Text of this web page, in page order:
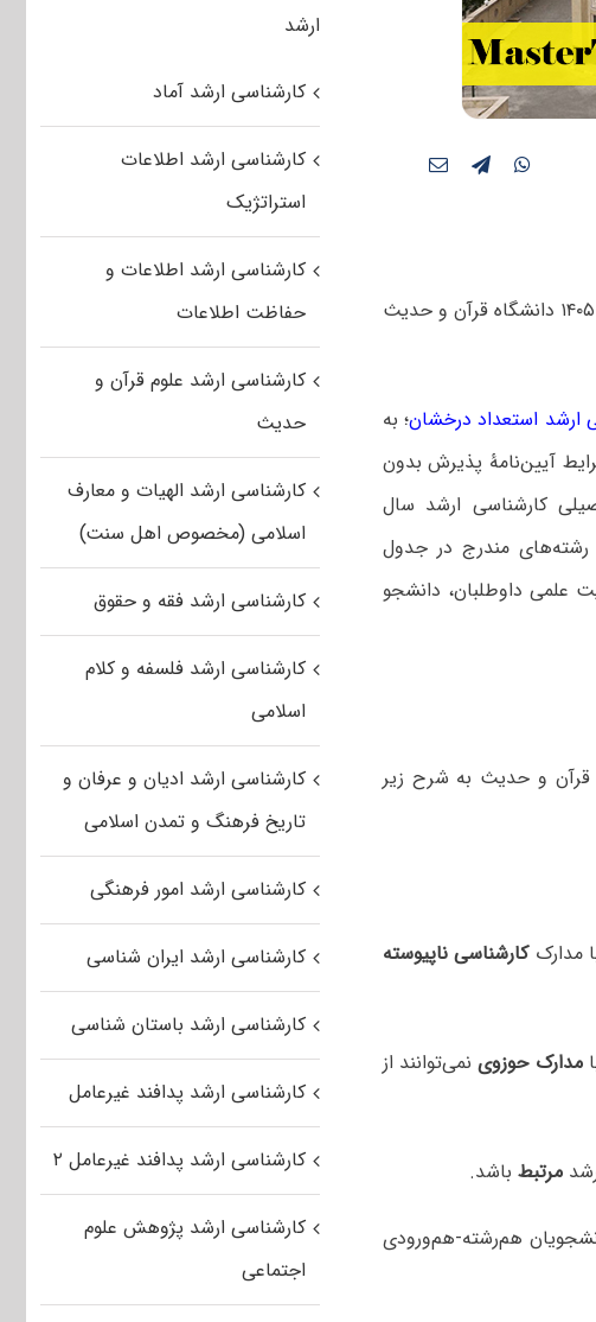
فراخوان پذیرش کارشناسی ارشد بدون آزمون سهمیه استعداد درخشان سال ۱۴۰۵ دانشگاه ‌قرآن و حدیث
ارشد استعداد درخشان؛ به
آیین‌نامۀ پذیرش بدون
کارشناسی ارشد سال
در رشته‌های مندرج در جدول
علمی داوطلبان، دانشجو
‌قرآن و حدیث به شرح زیر
مدارک کارشناسی ناپیوسته
مدارک حوزوینمی‌توانند از
مرتبطباشد.
هم‌رشته-هم‌ورودی
ارشد
کارشناسی ارشد آماد
کارشناسی ارشد اطلاعات
استراتژیک
کارشناسی ارشد اطلاعات و
حفاظت اطلاعات
کارشناسی ارشد علوم قرآن و
حدیث
کارشناسی ارشد الهیات و معارف
اسلامی (مخصوص اهل سنت)
کارشناسی ارشد فقه و حقوق
کارشناسی ارشد فلسفه و کلام
اسلامی
کارشناسی ارشد ادیان و عرفان و
تاریخ فرهنگ و تمدن اسلامی
کارشناسی ارشد امور فرهنگی
کارشناسی ارشد ایران شناسی
کارشناسی ارشد باستان شناسی
کارشناسی ارشد پدافند غیرعامل
کارشناسی ارشد پدافند غیرعامل ۲
کارشناسی ارشد پژوهش علوم
اجتماعی